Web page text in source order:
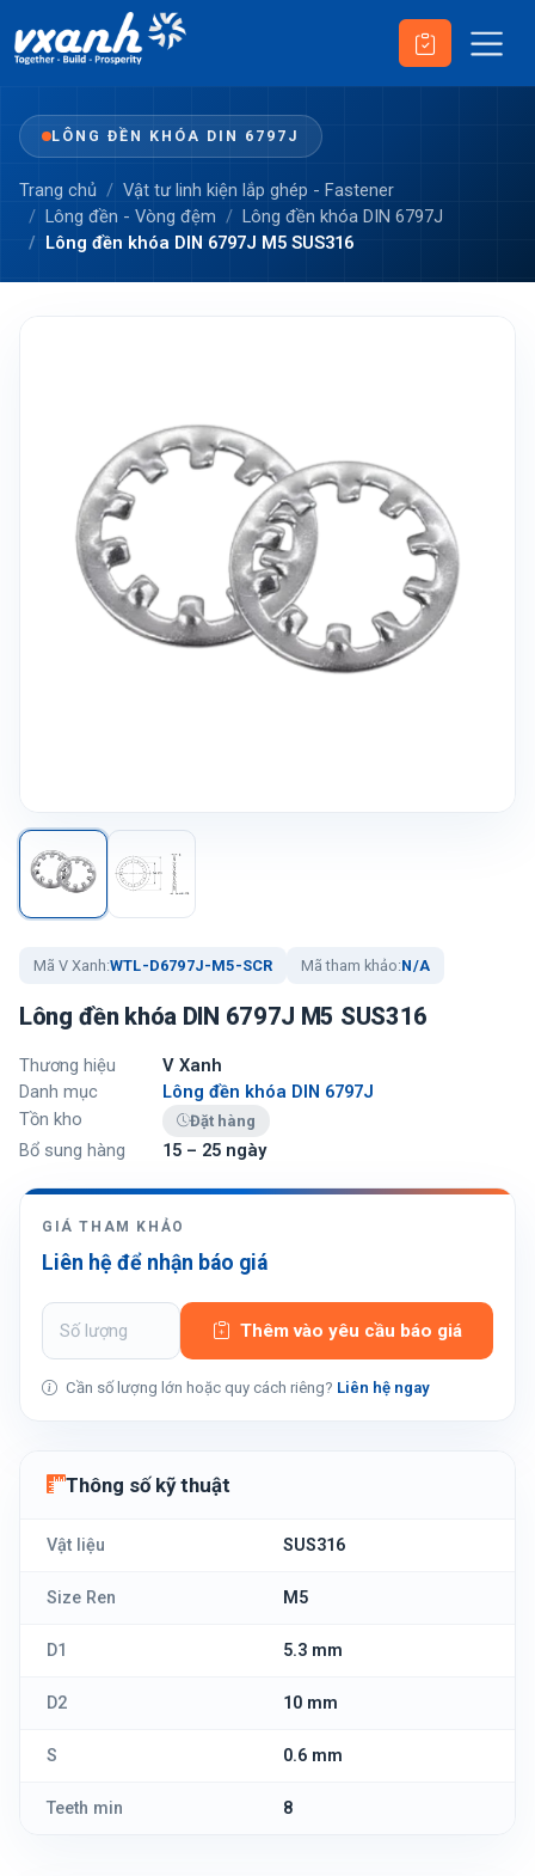
LÔNG ĐỀN KHÓA DIN 6797J
Trang chủ
Vật tư linh kiện lắp ghép - Fastener
Lông đền - Vòng đệm
Lông đền khóa DIN 6797J
Lông đền khóa DIN 6797J M5 SUS316
Mã V Xanh:WTL-D6797J-M5-SCR Mã tham khảo:N/A
Lông đền khóa DIN 6797J M5 SUS316
Thương hiệu
V Xanh
Danh mục
Lông đền khóa DIN 6797J
Tồn kho
Đặt hàng
Bổ sung hàng 15 – 25 ngày
GIÁ THAM KHẢO
Liên hệ để nhận báo giá
Thêm vào yêu cầu báo giá
Cần số lượng lớn hoặc quy cách riêng? Liên hệ ngay
Thông số kỹ thuật
Vật liệu SUS316
Size Ren M5
D1 5.3 mm
D2 10 mm
S 0.6 mm
Teeth min 8